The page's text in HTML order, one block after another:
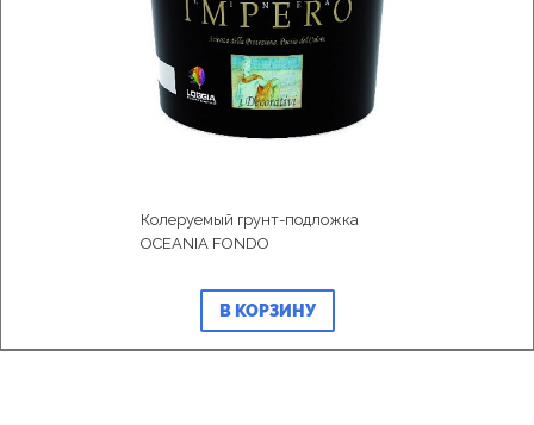
Колеруемый грунт-подложка
OCEANIA FONDO
В КОРЗИНУ